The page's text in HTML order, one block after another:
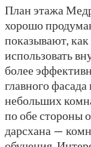
План этажа
хорошо
показывают,
использовать
более
главного
небольших
по обе стороны
дарсхана —